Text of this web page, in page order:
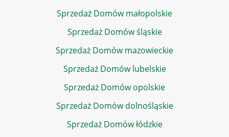
Sprzedaż Domów małopolskie
Sprzedaż Domów śląskie
Sprzedaż Domów mazowieckie
Sprzedaż Domów lubelskie
Sprzedaż Domów opolskie
Sprzedaż Domów dolnośląskie
Sprzedaż Domów łódzkie